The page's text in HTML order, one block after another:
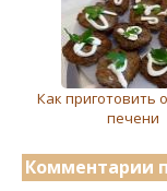
Как приготовить
печени
Комментарии